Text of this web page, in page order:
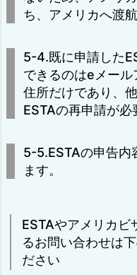
ち、アメリカへ渡航
5-4.既に申請した
できるのはeメー
住所だけであり、
ESTAの再申請が必
5-5.ESTAの申告内
ます。
ESTAやアメリカビ
るお問い合わせは
ださい